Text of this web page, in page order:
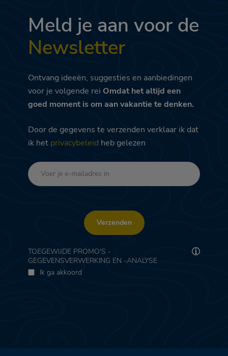
Meld je aan voor de
Newsletter
Ontvang ideeën, suggesties en aanbiedingen
voor je volgende rei Omdat het altijd een
goed moment is om aan vakantie te denken.
Door de gegevens te verzenden verklaar ik dat
ik het privacybeleid heb gelezen
Verzenden
TOEGEWIJDE PROMO'S -
GEGEVENSVERWERKING EN -ANALYSE
Ik ga akkoord